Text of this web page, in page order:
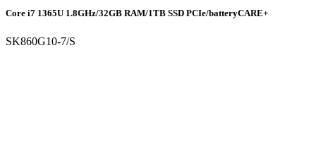
Core i7 1365U 1.8GHz/32GB RAM/1TB SSD PCIe/batteryCARE+
SK860G10-7/S